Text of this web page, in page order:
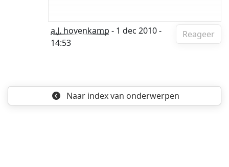
Reageer
a.J. hovenkamp - 1 dec 2010 -
14:53
Naar indexvan onderwerpen